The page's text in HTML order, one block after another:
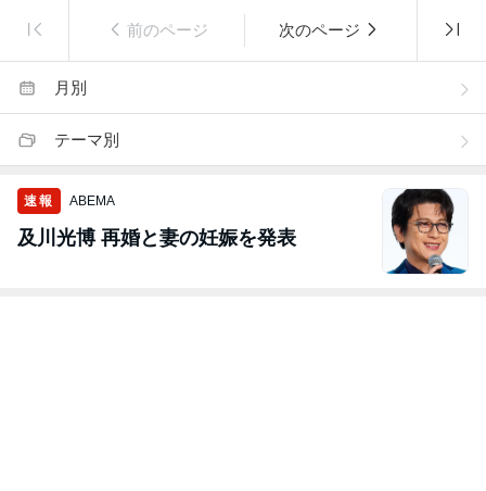
前のページ 次のページ
月別
テーマ別
速報 ABEMA
及川光博 再婚と妻の妊娠を発表